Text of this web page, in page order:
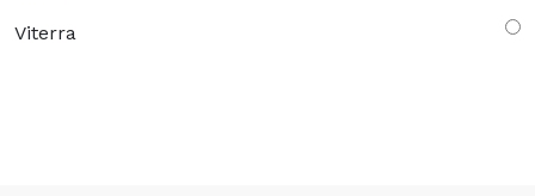
Viterra